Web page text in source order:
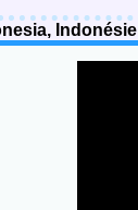
Indonésie